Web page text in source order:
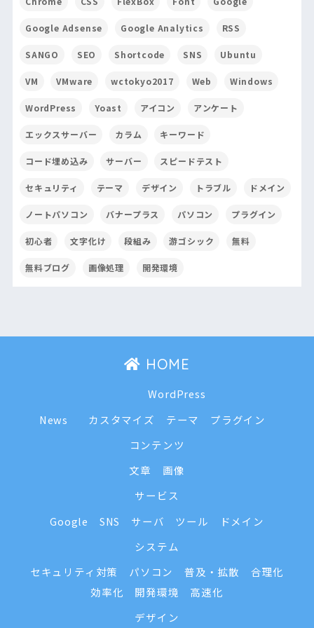
Google Adsense Google Analytics RSS
SANGO SEO Shortcode SNS Ubuntu
VM VMware wctokyo2017 Web Windows
WordPress Yoast アイコン アンケート
エックスサーバー カラム キーワード
コード埋め込み サーバー スピードテスト
セキュリティ テーマ デザイン トラブル ドメイン
ノートパソコン バナープラス パソコン プラグイン
初心者 文字化け 段組み 游ゴシック 無料
無料ブログ 画像処理 開発環境
HOME
News
WordPress
カスタマイズ
テーマ
プラグイン
コンテンツ
文章
画像
サービス
Google
SNS サーバ ツール
ドメイン
システム
セキュリティ対策
パソコン 普及・拡散
合理化
効率化
開発環境
高速化
デザイン